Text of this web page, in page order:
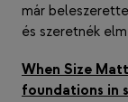
már
és szeretnék
When Size
foundations in